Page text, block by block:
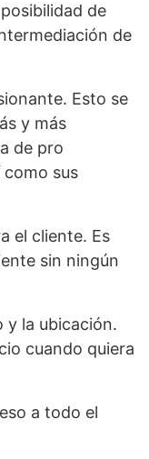
de
de
Esto se
y más
de pro
como sus
el cliente. Es
sin ningún
y la ubicación.
cuando quiera
a todo el